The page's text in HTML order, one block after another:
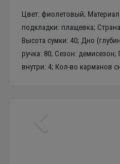
Цвет: фиолетовый;
подкладки: плащевка;
Высота сумки: 40; Дно
ручка: 80; Сезон:
внутри: 4; Кол-во карманов